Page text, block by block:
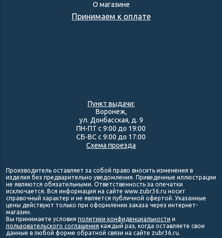
О магазине
Принимаем к оплате
Пункт выдачи:
Воронеж,
ул. Донбасская, д. 9
ПН-ПТ с 9:00 до 19:00
СБ-ВС с 9:00 до 17:00
Схема проезда
Производитель оставляет за собой право вносить изменения в
изделия без предварительно уведомления. Приведенные иллюстрации
не являются обязательными. Ответственность за опечатки
исключается. Вся информация на сайте www.zubr36.ru носит
справочный характер и не является публичной офертой. Указанные
цены действуют только при оформлении заказа через интернет-
магазин.
Вы принимаете условия политики конфиденциальности и
пользовательского соглашения каждый раз, когда оставляете свои
данные в любой форме обратной связи на сайте zubr36.ru.